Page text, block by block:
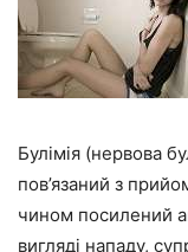
Булімія (нервова
пов’язаний з
чином посилений
вигляді нападу,